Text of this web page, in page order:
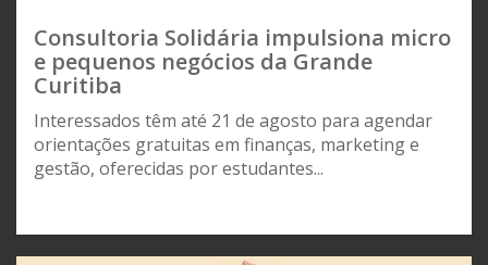
Consultoria Solidária impulsiona micro
e pequenos negócios da Grande
Curitiba
Interessados têm até 21 de agosto para agendar
orientações gratuitas em finanças, marketing e
gestão, oferecidas por estudantes...